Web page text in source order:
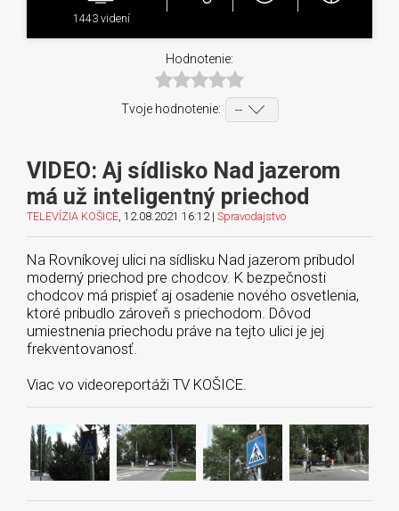
1443 videní
Hodnotenie:
Tvoje hodnotenie:
VIDEO: Aj sídlisko Nad jazerom
má už inteligentný priechod
TELEVÍZIA KOŠICE , 12.08.2021 16:12 | Spravodajstvo
Na Rovníkovej ulici na sídlisku Nad jazerom pribudol
moderný priechod pre chodcov. K bezpečnosti
chodcov má prispieť aj osadenie nového osvetlenia,
ktoré pribudlo zároveň s priechodom. Dôvod
umiestnenia priechodu práve na tejto ulici je jej
frekventovanosť.
Viac vo videoreportáži TV KOŠICE.